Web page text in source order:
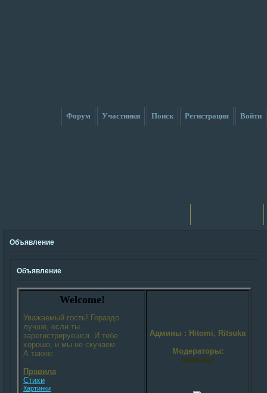
Форум Участники Поиск Регистрация Войти
Объявление
Объявление
Welcome!
Уважаемый гость! Гораздо
лучше, если ты
зарегистрируешся. И тебе
хорошо, и мы не скучаем
А также:
Правила
Стихи
Картинки
Админы : Hitomi, Ritsuka
Модераторы:
пока нет